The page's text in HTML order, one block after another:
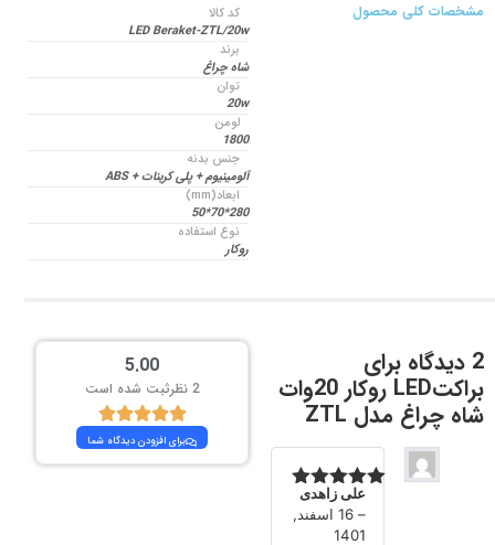
مشخصات کلی محصول
کد کالا
LED Beraket-ZTL/20w
برند
شاه چراغ
توان
20w
لومن
1800
جنس بدنه
آلومینیوم + پلی کربنات + ABS
ابعاد(mm)
280*70*50
نوع استفاده
روکار
2 دیدگاه برای
براکتLED روکار 20وات
شاه چراغ مدل ZTL
نمره5از 5
علی زاهدی
–
16 اسفند,
1401
5.00
2 نظرثبت شده است
برای افزودن دیدگاه شما